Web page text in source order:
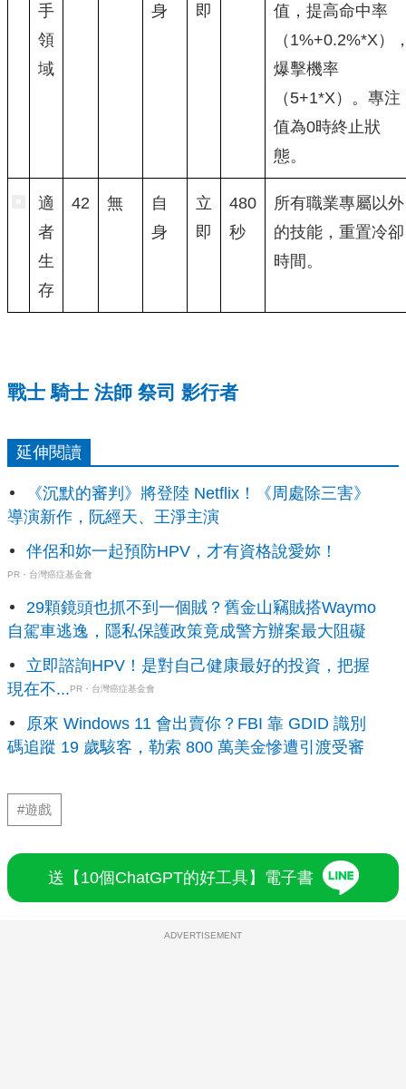
手
領
域
身
即
值，提高命中率
（1%+0.2%*X）
爆擊機率
（5+1*X）。專注
值為0時終止狀
態。
適
者
生
存
42 無
自
身
立
即
480
秒
所有職業專屬以外
的技能，重置冷卻
時間。
戰士 騎士 法師 祭司 影行者
延伸閱讀
《沉默的審判》將登陸 Netflix！《周處除三害》
導演新作，阮經天、王淨主演
伴侶和妳一起預防HPV，才有資格說愛妳！
PR・台灣癌症基金會
29顆鏡頭也抓不到一個賊？舊金山竊賊搭Waymo
自駕車逃逸，隱私保護政策竟成警方辦案最大阻礙
立即諮詢HPV！是對自己健康最好的投資，把握
現在不... PR・台灣癌症基金會
原來 Windows 11 會出賣你？FBI 靠 GDID 識別
碼追蹤 19 歲駭客，勒索 800 萬美金慘遭引渡受審
#遊戲
送【10個ChatGPT的好工具】電子書
ADVERTISEMENT